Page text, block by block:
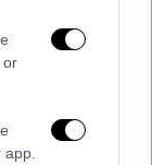
or